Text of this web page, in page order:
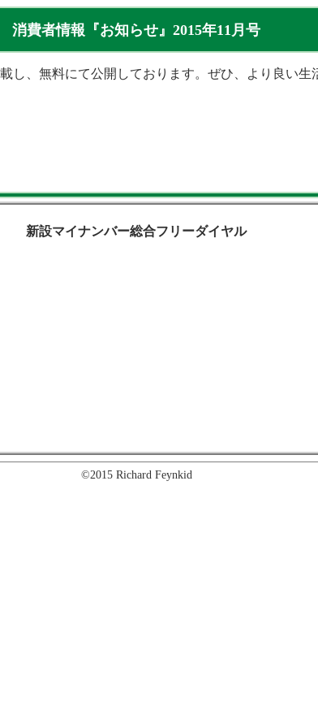
消費者情報『お知らせ』2015年11月号
、無料にて公開しております。ぜひ、より良い生
新設マイナンバー総合フリーダイヤル
©2015 Richard Feynkid